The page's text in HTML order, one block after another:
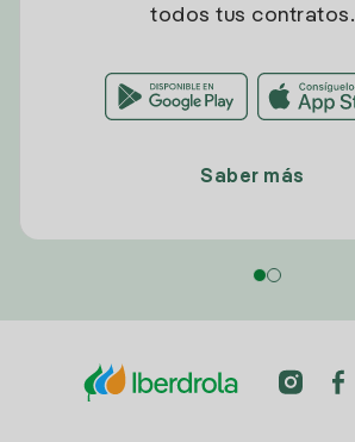
todos tus contratos.
Saber más